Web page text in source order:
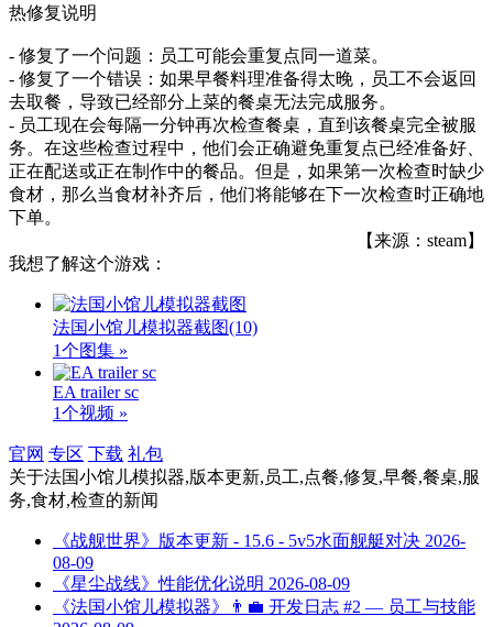
热修复说明
- 修复了一个问题：员工可能会重复点同一道菜。
- 修复了一个错误：如果早餐料理准备得太晚，员工不会返回
去取餐，导致已经部分上菜的餐桌无法完成服务。
- 员工现在会每隔一分钟再次检查餐桌，直到该餐桌完全被服
务。在这些检查过程中，他们会正确避免重复点已经准备好、
正在配送或正在制作中的餐品。但是，如果第一次检查时缺少
食材，那么当食材补齐后，他们将能够在下一次检查时正确地
下单。
【来源：steam】
我想了解这个游戏：
法国小馆儿模拟器截图(10)
1个图集 »
EA trailer sc
1个视频 »
官网 专区 下载 礼包
关于法国小馆儿模拟器,版本更新,员工,点餐,修复,早餐,餐桌,服
务,食材,检查的新闻
《战舰世界》版本更新 - 15.6 - 5v5水面舰艇对决 2026-
08-09
《星尘战线》性能优化说明 2026-08-09
《法国小馆儿模拟器》👨‍💼 开发日志 #2 — 员工与技能